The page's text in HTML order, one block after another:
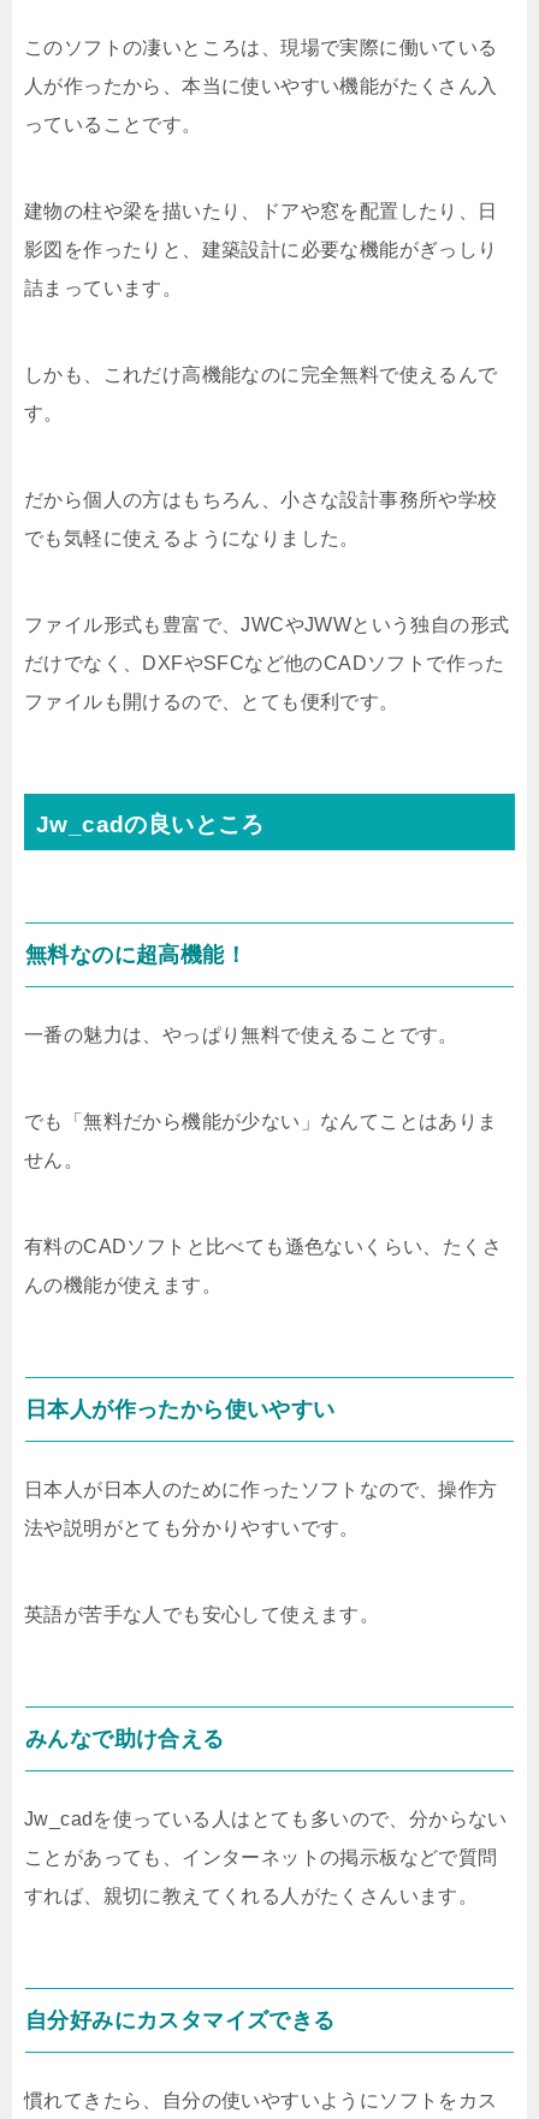
このソフトの凄いところは、現場で実際に働いている
人が作ったから、本当に使いやすい機能がたくさん入
っていることです。
建物の柱や梁を描いたり、ドアや窓を配置したり、日
影図を作ったりと、建築設計に必要な機能がぎっしり
詰まっています。
しかも、これだけ高機能なのに完全無料で使えるんで
す。
だから個人の方はもちろん、小さな設計事務所や学校
でも気軽に使えるようになりました。
ファイル形式も豊富で、JWCやJWWという独自の形式
だけでなく、DXFやSFCなど他のCADソフトで作った
ファイルも開けるので、とても便利です。
Jw_cadの良いところ
無料なのに超高機能！
一番の魅力は、やっぱり無料で使えることです。
でも「無料だから機能が少ない」なんてことはありま
せん。
有料のCADソフトと比べても遜色ないくらい、たくさ
んの機能が使えます。
日本人が作ったから使いやすい
日本人が日本人のために作ったソフトなので、操作方
法や説明がとても分かりやすいです。
英語が苦手な人でも安心して使えます。
みんなで助け合える
Jw_cadを使っている人はとても多いので、分からない
ことがあっても、インターネットの掲示板などで質問
すれば、親切に教えてくれる人がたくさんいます。
自分好みにカスタマイズできる
慣れてきたら、自分の使いやすいようにソフトをカス